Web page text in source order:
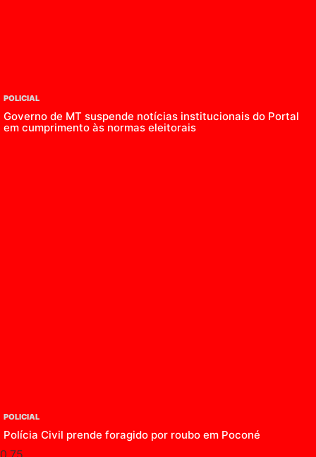
POLICIAL
Governo de MT suspende notícias institucionais do Portal
em cumprimento às normas eleitorais
POLICIAL
Polícia Civil prende foragido por roubo em Poconé